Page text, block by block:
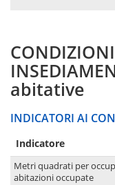
abitative
INDICATORI AI
Indicatore
Metri quadrati per
abitazioni occupate